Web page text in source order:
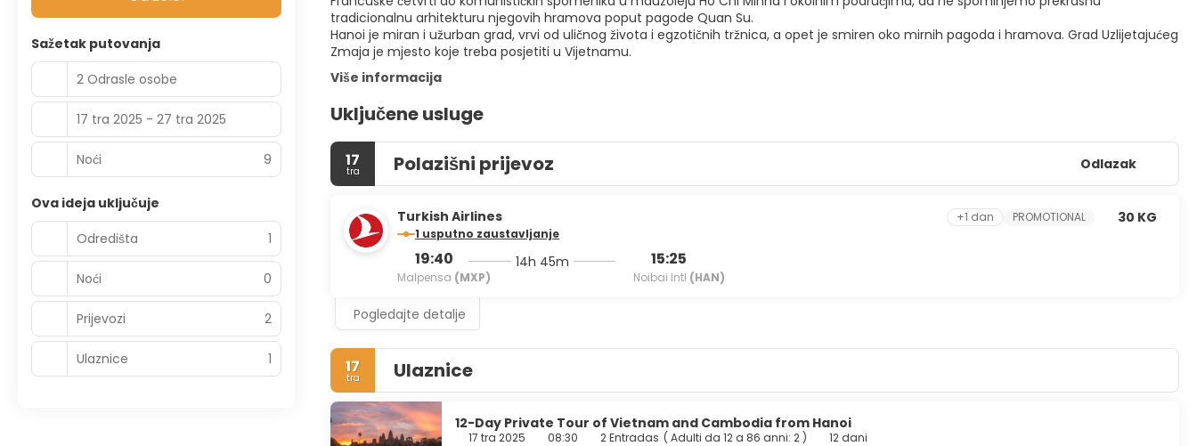
tradicionalnu arhitekturu njegovih hramova poput pagode Quan Su.
Hanoi je miran i užurban grad, vrvi od uličnog života i egzotičnih tržnica, a opet je smiren oko mirnih pagoda i hramova. Grad Uzlijetajućeg
Zmaja je mjesto koje treba posjetiti u Vijetnamu.
Više informacija
Uključene usluge
17
tra Polazišni prijevoz Odlazak
Turkish Airlines
1 usputno zaustavljanje
19:40
Malpensa (MXP)
14h 45m 15:25
Noibai Intl (HAN)
+1 dan PROMOTIONAL 30 KG
Pogledajte detalje
17
tra Ulaznice
12-Day Private Tour of Vietnam and Cambodia from Hanoi
17 tra 2025 08:30 2 Entradas ( Adulti da 12 a 86 anni: 2 )
12 dani
Sažetak putovanja
2 Odrasle osobe
17 tra 2025 - 27 tra 2025
Noći 9
Ova ideja uključuje
Odredišta
1
Noći 0
Prijevozi 2
Ulaznice 1